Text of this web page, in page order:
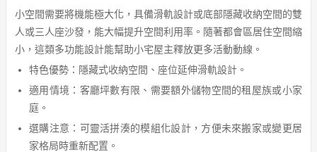
小空間需要將機能極大化，具備滑軌設計或底部隱藏收納空間的雙
人或三人座沙發，能大幅提升空間利用率。隨著都會區居住空間縮
小，這類多功能設計能幫助小宅屋主釋放更多活動動線。
特色優勢：隱藏式收納空間、座位延伸滑軌設計。
適用情境：客廳坪數有限、需要額外儲物空間的租屋族或小家
庭。
選購注意：可靈活拼湊的模組化設計，方便未來搬家或變更居
家格局時重新配置。